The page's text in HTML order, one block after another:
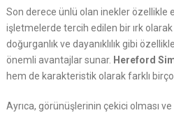
Son derece ünlü olan inekler özellikle
işletmelerde tercih edilen bir ırk
doğurganlık ve dayanıklılık gibi
önemli avantajlar sunar. Hereford
hem de karakteristik olarak farklı
Ayrıca, görünüşlerinin çekici olması